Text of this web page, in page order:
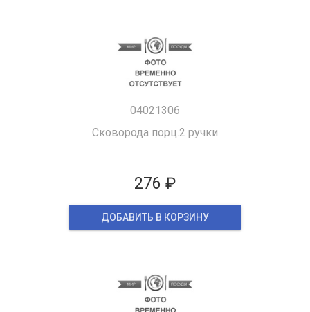
04021306
Сковорода порц.2 ручки
276 ₽
ДОБАВИТЬ В КОРЗИНУ